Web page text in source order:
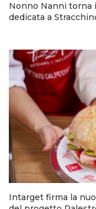
Nonno Nanni torna
dedicata a
Intarget firma la